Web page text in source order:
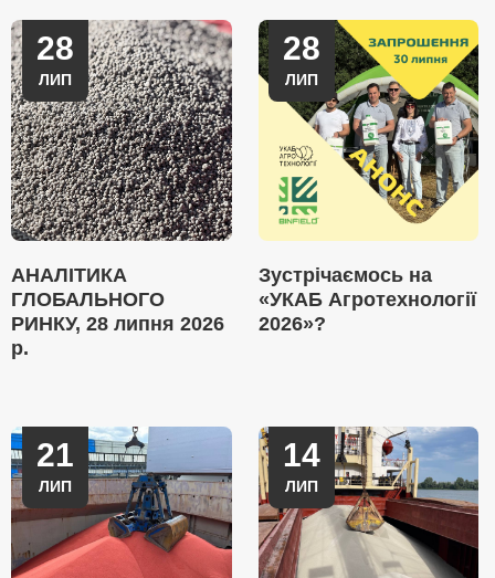
28
ЛИП
АНАЛІТИКА
ГЛОБАЛЬНОГО
РИНКУ, 28 липня 2026
р.
28
ЛИП
Зустрічаємось на
«УКАБ Агротехнології
2026»?
21
ЛИП
14
ЛИП